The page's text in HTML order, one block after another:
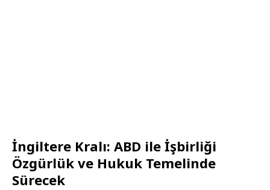
İngiltere Kralı: ABD ile İşbirliği
Özgürlük ve Hukuk Temelinde
Sürecek